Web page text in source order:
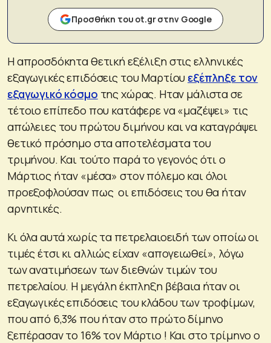
Προσθήκη του ot.gr στην Google
Η απροσδόκητα θετική εξέλιξη στις ελληνικές
εξαγωγικές επιδόσεις του Μαρτίου εξέπληξε τον
εξαγωγικό κόσμο της χώρας. Ηταν μάλιστα σε
τέτοιο επίπεδο που κατάφερε να «μαζέψει» τις
απώλειες του πρώτου διμήνου και να καταγράψει
θετικό πρόσημο στα αποτελέσματα του
τριμήνου. Και τούτο παρά το γεγονός ότι ο
Μάρτιος ήταν «μέσα» στον πόλεμο και όλοι
προεξοφλούσαν πως οι επιδόσεις του θα ήταν
αρνητικές.
Κι όλα αυτά χωρίς τα πετρελαιοειδή των οποίω οι
τιμές έτσι κι αλλιώς είχαν «απογειωθεί», λόγω
των ανατιμήσεων των διεθνών τιμών του
πετρελαίου. Η μεγάλη έκπληξη βέβαια ήταν οι
εξαγωγικές επιδόσεις του κλάδου των τροφίμων,
που από 6,3% που ήταν στο πρώτο δίμηνο
ξεπέρασαν το 16% τον Μάρτιο ! Και στο τρίμηνο ο